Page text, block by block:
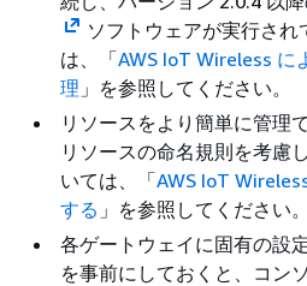
ソフトウェアが実行さ
は、「AWS IoT Wireless に
理 」を参照してください。
リソースをより簡単に管理
リソースの命名規則を考慮
いては、「AWS IoT
する 」を参照してください。
各ゲートウェイに固有の設
を事前にしておくと、コン